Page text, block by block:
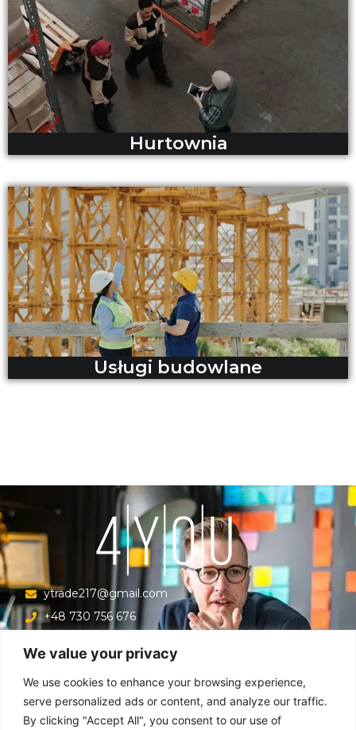
We value your privacy
We use cookies to enhance your browsing experience,
serve personalized ads or content, and analyze our traffic.
By clicking "Accept All", you consent to our use of
Hurtownia
Usługi budowlane
ytrade217@gmail.com
+48 730 756 676
Menu
Główna